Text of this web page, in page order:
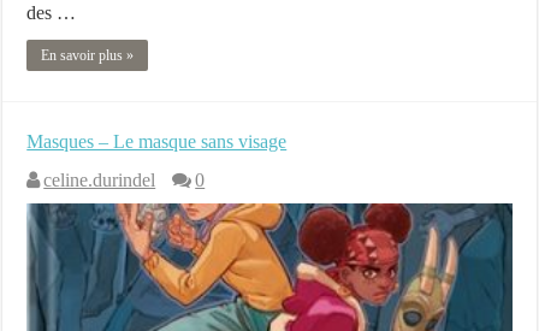
des …
En savoir plus »
Masques – Le masque sans visage
celine.durindel
0